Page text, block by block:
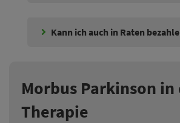
Kann ich auch in Raten
Morbus Parkinson
Therapie